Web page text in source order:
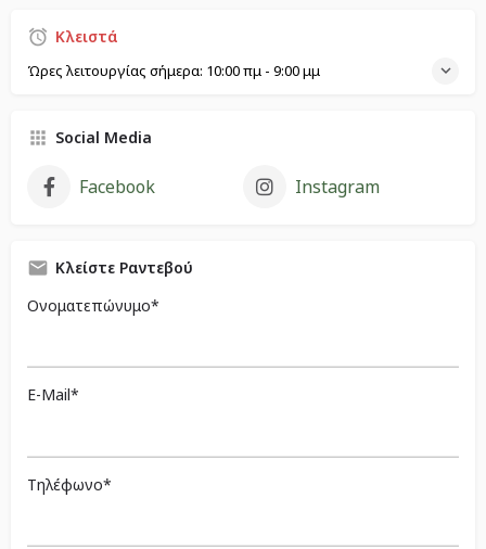
Κλειστά
Ώρες λειτουργίας σήμερα: 10:00 πμ - 9:00 μμ
Social Media
Facebook Instagram
Κλείστε Ραντεβού
Ονοματεπώνυμο*
E-Mail*
Τηλέφωνο*